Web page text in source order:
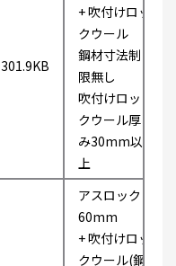
301.9KB
+ 吹付けロッ
クウール
鋼材寸法制
限無し
吹付けロッ
クウール厚
み30mm以
上
アスロック
60mm
+ 吹付けロッ
クウール(鋼